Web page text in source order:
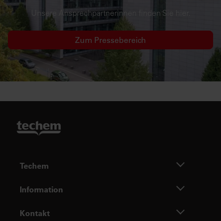
Unsere Ansprechpartnerinnen finden Sie hier.
Zum Pressebereich
Techem
Information
Kontakt